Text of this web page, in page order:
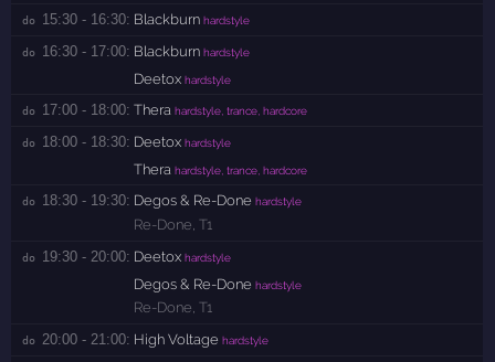
do 15:30 - 16:30: Blackburn hardstyle
do 16:30 - 17:00: Blackburn hardstyle
Deetox hardstyle
do 17:00 - 18:00: Thera hardstyle, trance, hardcore
do 18:00 - 18:30: Deetox hardstyle
Thera hardstyle, trance, hardcore
do 18:30 - 19:30: Degos & Re-Done hardstyle
Re-Done,T1
do 19:30 - 20:00: Deetox hardstyle
Degos & Re-Done hardstyle
Re-Done,T1
do 20:00 - 21:00: High Voltage hardstyle